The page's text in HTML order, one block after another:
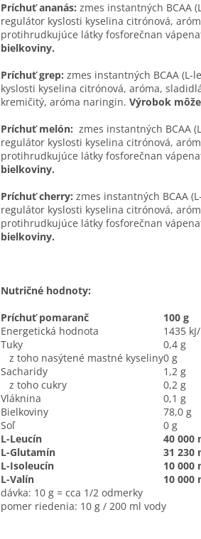
Príchuť ananás: zmes instantných BCAA
regulátor kyslosti kyselina citrónová,
protihrudkujúce látky fosforečnan
bielkoviny.
Príchuť grep: zmes instantných BCAA
kyslosti kyselina citrónová, aróma,
kremičitý, aróma naringin. Výrobok
Príchuť melón: zmes instantných BCAA
regulátor kyslosti kyselina citrónová,
protihrudkujúce látky fosforečnan
bielkoviny.
Príchuť cherry: zmes instantných BCAA
regulátor kyslosti kyselina citrónová,
protihrudkujúce látky fosforečnan
bielkoviny.
Nutričné hodnoty:
Príchuť pomaranč
100 g
Energetická hodnota
1435
Tuky
0,4 g
z toho nasýtené mastné kyseliny0 g
Sacharidy
1,2 g
z toho cukry
0,2 g
Vláknina
0,1 g
Bielkoviny
78,0 g
Soľ
0 g
L-Leucín
40 000
L-Glutamín
31 230
L-Isoleucín
10 000
L-Valín
10 000
dávka: 10 g = cca 1/2 odmerky
pomer riedenia: 10 g / 200 ml vody